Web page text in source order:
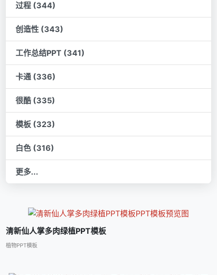
过程 (344)
创造性 (343)
工作总结PPT (341)
卡通 (336)
很酷 (335)
模板 (323)
白色 (316)
更多...
清新仙人掌多肉绿植PPT模板
植物PPT模板